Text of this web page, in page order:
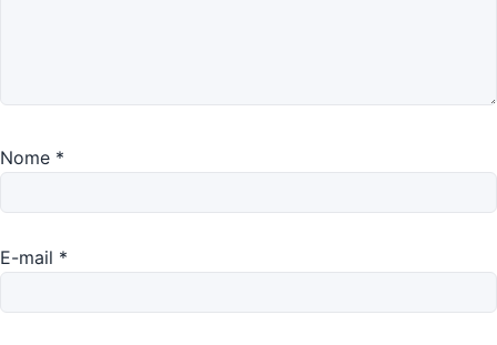
Nome *
E-mail *